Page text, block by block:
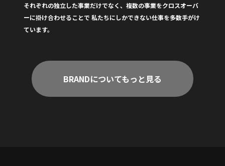
それぞれの独立した事業だけでなく、複数の事業をクロスオーバ
ーに掛け合わせることで 私たちにしかできない仕事を多数手がけ
ています。
BRANDについてもっと見る